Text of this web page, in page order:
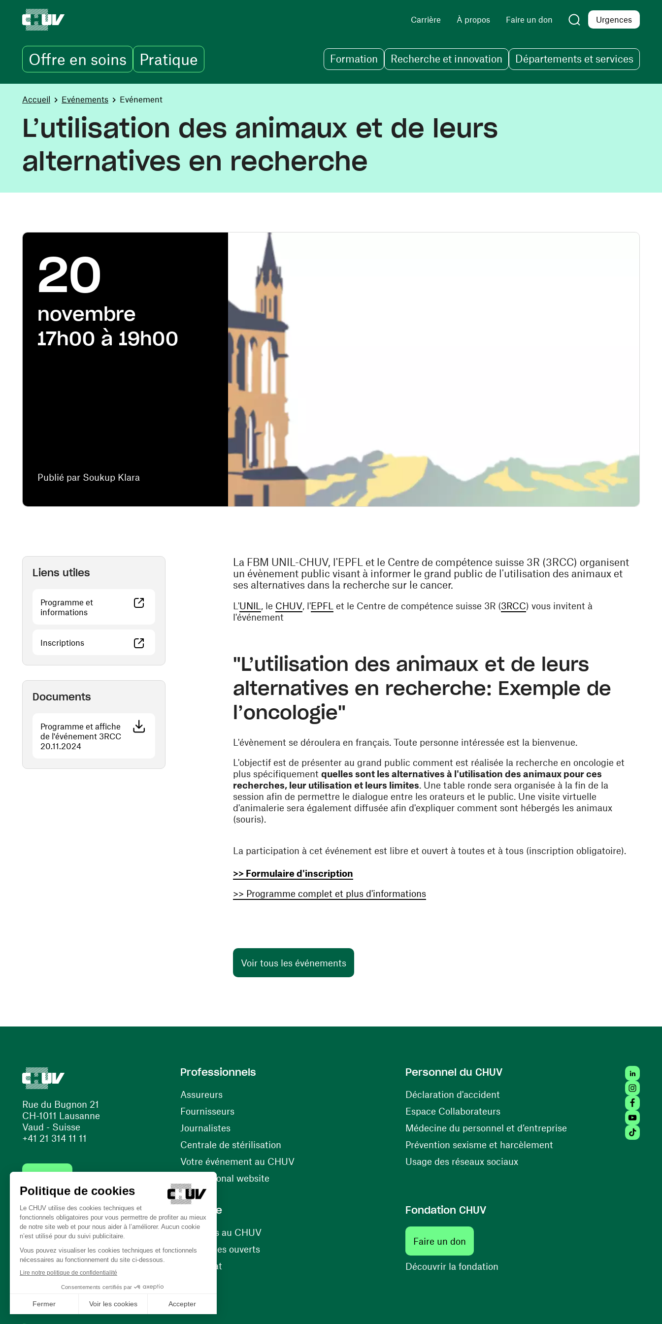
Carrière À propos Faire un don Urgences
Offre en soins Pratique Formation Recherche et innovation Départements et services
You are here:
Accueil Evénements Evénement
L’utilisation des animaux et de leurs
alternatives en recherche
Publié par Soukup Klara
20
novembre
17h00 à 19h00
Liens utiles
Programme et
informations(ouvre une nouvelle fenêtre)
Inscriptions(ouvre une nouvelle fenêtre)
Documents
Programme et affiche
de l'événement 3RCC
20.11.2024(ouvre une nouvelle fenêtre)
La FBM UNIL-CHUV, l'EPFL et le Centre de compétence suisse 3R (3RCC) organisent
un évènement public visant à informer le grand public de l'utilisation des animaux et
ses alternatives dans la recherche sur le cancer.
L'UNIL (ouvre une nouvelle fenêtre)
, le CHUV(ouvre une nouvelle fenêtre)
, l'EPFL (ouvre une nouvelle fenêtre)
et le Centre de compétence suisse 3R (3RCC(ouvre une nouvelle fenêtre)
) vous invitent à
l'événement
"L’utilisation des animaux et de leurs
alternatives en recherche: Exemple de
l’oncologie"
L'évènement se déroulera en français. Toute personne intéressée est la bienvenue.
L'objectif est de présenter au grand public comment est réalisée la recherche en oncologie et
plus spécifiquement quelles sont les alternatives à l'utilisation des animaux pour ces
recherches, leur utilisation et leurs limites. Une table ronde sera organisée à la fin de la
session afin de permettre le dialogue entre les orateurs et le public. Une visite virtuelle
d'animalerie sera également diffusée afin d'expliquer comment sont hébergés les animaux
(souris).
La participation à cet événement est libre et ouvert à toutes et à tous (inscription obligatoire).
>> Formulaire d'inscription
>> Programme complet et plus d'informations(ouvre une nouvelle fenêtre)
Voir tous les événements
Rue du Bugnon 21
CH-1011 Lausanne
Vaud - Suisse
+41 21 314 11 11
(ouvre une nouvelle fenêtre)
(ouvre une nouvelle fenêtre)
Professionnels
Assureurs
Fournisseurs(ouvre une nouvelle fenêtre)
Journalistes
Centrale de stérilisation
Votre événement au CHUV(ouvre une nouvelle fenêtre)
International website
Personnel du CHUV
Déclaration d'accident(ouvre une nouvelle fenêtre)
Espace Collaborateurs(ouvre une nouvelle fenêtre)
Médecine du personnel et d’entreprise(ouvre une nouvelle
Prévention sexisme et harcèlement(ouvre une nouvelle
Usage des réseaux sociaux(ouvre une nouvelle fenêtre)
Carrière
Carrières au CHUV(ouvre une nouvelle fenêtre)
Nos postes ouverts(ouvre une nouvelle fenêtre)
Bénévolat
Fondation CHUV
Faire un don(ouvre une nouvelle fenêtre)
Découvrir la fondation(ouvre une nouvelle fenêtre)
Tiktok